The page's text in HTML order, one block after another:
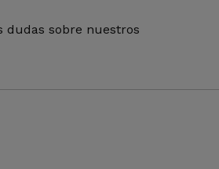
dudas sobre nuestros